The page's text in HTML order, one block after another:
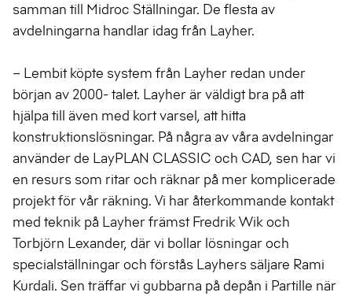
samman till Midroc Ställningar. De flesta av
avdelningarna handlar idag från Layher.
– Lembit köpte system från Layher redan under
början av 2000- talet. Layher är väldigt bra på att
hjälpa till även med kort varsel, att hitta
konstruktionslösningar. På några av våra avdelningar
använder de LayPLAN CLASSIC och CAD, sen har vi
en resurs som ritar och räknar på mer komplicerade
projekt för vår räkning. Vi har återkommande kontakt
med teknik på Layher främst Fredrik Wik och
Torbjörn Lexander, där vi bollar lösningar och
specialställningar och förstås Layhers säljare Rami
Kurdali. Sen träffar vi gubbarna på depån i Partille när